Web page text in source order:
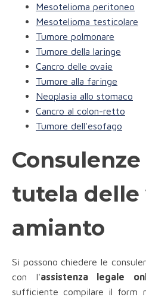
Mesotelioma peritoneo
Mesotelioma testicolare
Tumore polmonare
Tumore della laringe
Cancro delle ovaie
Tumore alla faringe
Neoplasia allo stomaco
Cancro al colon-retto
Tumore dell'esofago
tutela
amianto
Si possono chiedere le
con l'assistenza legale
sufficiente compilare il form